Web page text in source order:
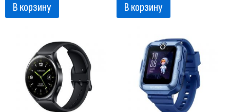
В корзину
В корзину